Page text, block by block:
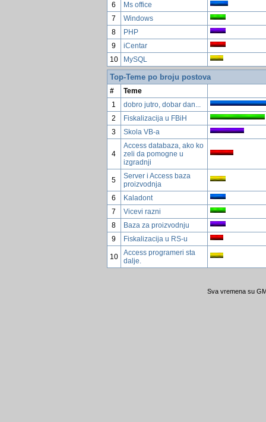
6
Ms office
7
Windows
8
PHP
9
iCentar
10
MySQL
Top-Teme po broju postova
#
Teme
1
dobro jutro, dobar dan...
2
Fiskalizacija u FBiH
3
Skola VB-a
4
Access databaza, ako ko
zeli da pomogne u
izgradnji
5
Server i Access baza
proizvodnja
6
Kaladont
7
Vicevi razni
8
Baza za proizvodnju
9
Fiskalizacija u RS-u
10
Access programeri sta
dalje.
Sva vremena su